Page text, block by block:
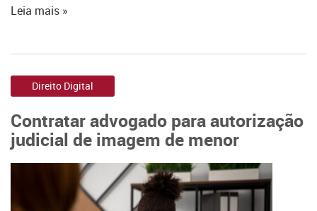
Leia mais »
Direito Digital
Contratar advogado para autorização
judicial de imagem de menor